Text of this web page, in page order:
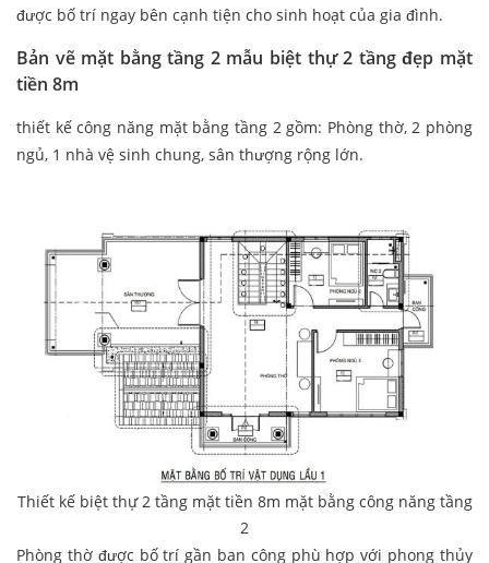
được bố trí ngay bên cạnh tiện cho sinh hoạt của gia đình.
Bản vẽ mặt bằng tầng 2 mẫu biệt thự 2 tầng đẹp mặt
tiền 8m
thiết kế công năng mặt bằng tầng 2 gồm: Phòng thờ, 2 phòng
ngủ, 1 nhà vệ sinh chung, sân thượng rộng lớn.
Thiết kế biệt thự 2 tầng mặt tiền 8m mặt bằng công năng tầng
2
Phòng thờ được bố trí gần ban công phù hợp với phong thủy